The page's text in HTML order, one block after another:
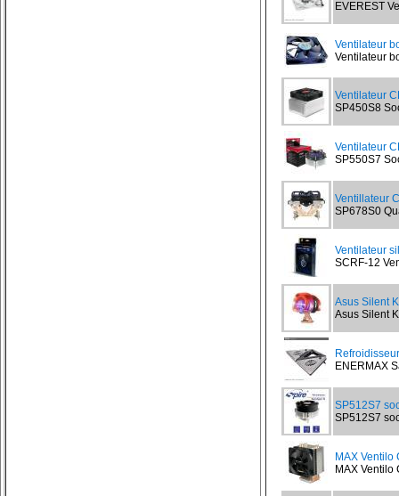
EVEREST
Ventilateur
Ventilateur
Ventilateur
SP450S8
Ventilateur
SP550S7
Ventillateur
SP678S0
Ventilateur
SCRF-12
Asus Silent
Asus Silent
ENERMAX
SP512S7
SP512S7
MAX Ventilo
MAX Ventilo